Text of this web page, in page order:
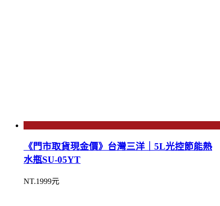
《門市取貨現金價》台灣三洋｜5L光控節能熱
水瓶SU-05YT
NT.1999元